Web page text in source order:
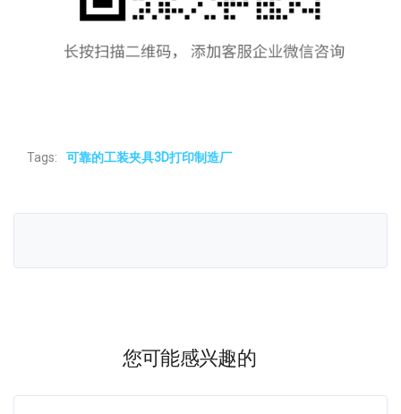
Tags: 可靠的工装夹具3D打印制造厂
您可能感兴趣的